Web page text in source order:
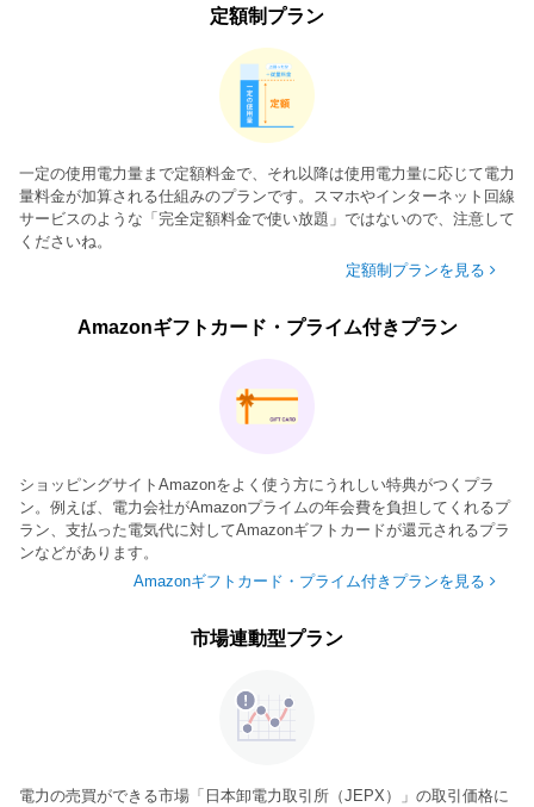
定額制プラン
一定の使用電力量まで定額料金で、それ以降は使用電力量に応じて電力
量料金が加算される仕組みのプランです。スマホやインターネット回線
サービスのような「完全定額料金で使い放題」ではないので、注意して
くださいね。
定額制プランを見る
Amazonギフトカード・プライム付きプラン
ショッピングサイトAmazonをよく使う方にうれしい特典がつくプラ
ン。例えば、電力会社がAmazonプライムの年会費を負担してくれるプ
ラン、支払った電気代に対してAmazonギフトカードが還元されるプラ
ンなどがあります。
Amazonギフトカード・プライム付きプランを見る
市場連動型プラン
電力の売買ができる市場「日本卸電力取引所（JEPX）」の取引価格に